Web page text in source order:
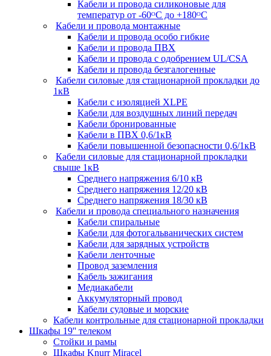
Кабели и провода силиконовые для
температур от -60ᴼC до +180ᴼС
Кабели и провода монтажные
Кабели и провода особо гибкие
Кабели и провода ПВХ
Кабели и провода с одобрением UL/CSA
Кабели и провода безгалогенные
Кабели силовые для стационарной прокладки до
1кВ
Кабели c изоляцией XLPE
Кабели для воздушных линий передач
Кабели бронированные
Кабели в ПВХ 0,6/1кВ
Кабели повышенной безопасности 0,6/1кВ
Кабели силовые для стационарной прокладки
свыше 1кВ
Среднего напряжения 6/10 кВ
Среднего напряжения 12/20 кВ
Среднего напряжения 18/30 кВ
Кабели и провода специального назначения
Кабели спиральные
Кабели для фотогальванических систем
Кабели для зарядных устройств
Кабели ленточные
Провод заземления
Кабель зажигания
Медиакабели
Аккумуляторный провод
Кабели судовые и морские
Кабели контрольные для стационарной прокладки
Шкафы 19'' телеком
Стойки и рамы
Шкафы Knurr Miracel